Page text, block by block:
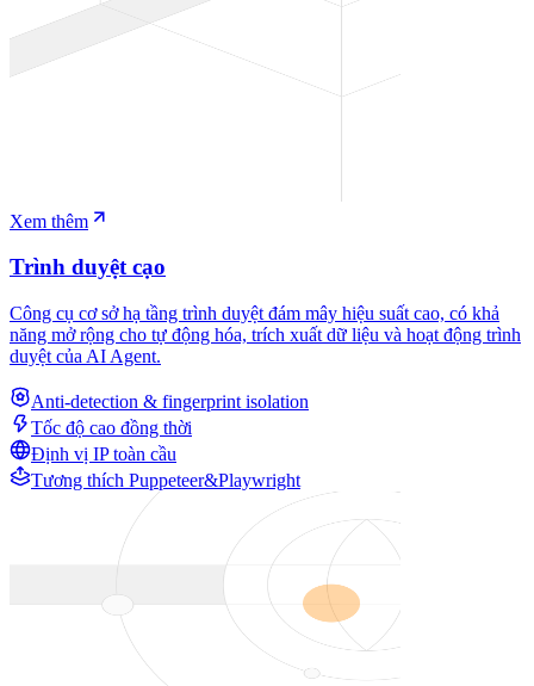
Xem thêm
Trình duyệt cạo
Công cụ cơ sở hạ tầng trình duyệt đám mây hiệu suất cao, có khả
năng mở rộng cho tự động hóa, trích xuất dữ liệu và hoạt động trình
duyệt của AI Agent.
Anti-detection & fingerprint isolation
Tốc độ cao đồng thời
Định vị IP toàn cầu
Tương thích Puppeteer&Playwright